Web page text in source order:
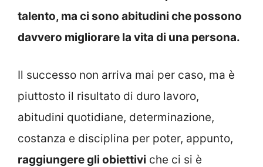
talento, ma ci sono abitudini che possono
davvero migliorare la vita di una persona.
Il successo non arriva mai per caso, ma è
piuttosto il risultato di duro lavoro,
abitudini quotidiane, determinazione,
costanza e disciplina per poter, appunto,
raggiungere gli obiettivi che ci si è